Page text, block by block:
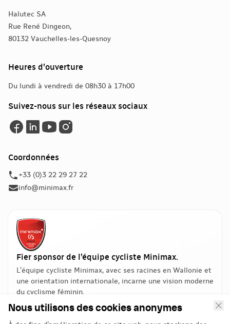
Halutec SA
Rue René Dingeon,
80132 Vauchelles-les-Quesnoy
Heures d'ouverture
Du lundi à vendredi de 08h30 à 17h00
Suivez-nous sur les réseaux sociaux
Coordonnées
+33 (0)3 22 29 27 22
info@minimax.fr
Fier sponsor de l’équipe cycliste Minimax.
L’équipe cycliste Minimax, avec ses racines en Wallonie et
une orientation internationale, incarne une vision moderne
du cyclisme féminin.
Nous utilisons des cookies anonymes